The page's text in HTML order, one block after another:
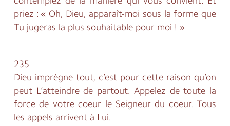
priez : « Oh, Dieu, apparaît-moi sous la forme que
Tu jugeras la plus souhaitable pour moi ! »
235
Dieu imprègne tout, c’est pour cette raison qu’on
peut L’atteindre de partout. Appelez de toute la
force de votre coeur le Seigneur du coeur. Tous
les appels arrivent à Lui.